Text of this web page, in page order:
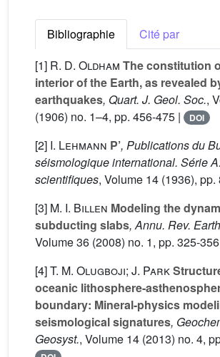
Bibliographie
Cité par
[1] R. D. Oldham The constitution
interior of the Earth, as revealed
earthquakes, Quart. J. Geol. Soc.,
(1906) no. 1–4, pp. 456-475 |
DOI
[2] I. Lehmann P’, Publications du
séismologique international. Série
scientifiques, Volume 14 (1936), pp.
[3] M. I. Billen Modeling the
subducting slabs, Annu. Rev.
Volume 36 (2008) no. 1, pp. 325-
[4]T. M. Olugboji; J. Park
oceanic lithosphere-
boundary: Mineral-physics
seismological signatures,
Geosyst., Volume 14 (2013) no. 4,